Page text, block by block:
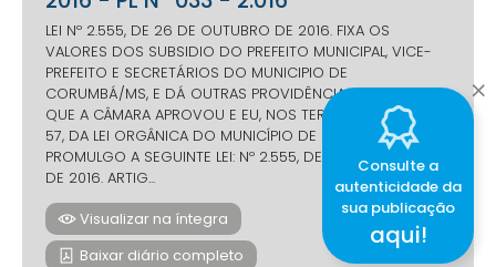
LEI Nº 2.555, DE 26 DE OUTUBRO DE 2016. FIXA OS
VALORES DOS SUBSIDIO DO PREFEITO MUNICIPAL, VICE-
PREFEITO E SECRETÁRIOS DO MUNICIPIO DE
CORUMBÁ/MS, E DÁ OUTRAS PROVIDÊNCIAS. FAÇO SABER
QUE A CÂMARA APROVOU E EU, NOS TERMOS DO ARTIGO
57, DA LEI ORGÂNICA DO MUNICÍPIO DE CORUMBÁ,
PROMULGO A SEGUINTE LEI: Nº 2.555, DE 26 DE OUTUBRO
DE 2016. ARTIG...
Visualizar na íntegra
Baixar diário completo
Consulte a
autenticidade da
sua publicação
aqui!